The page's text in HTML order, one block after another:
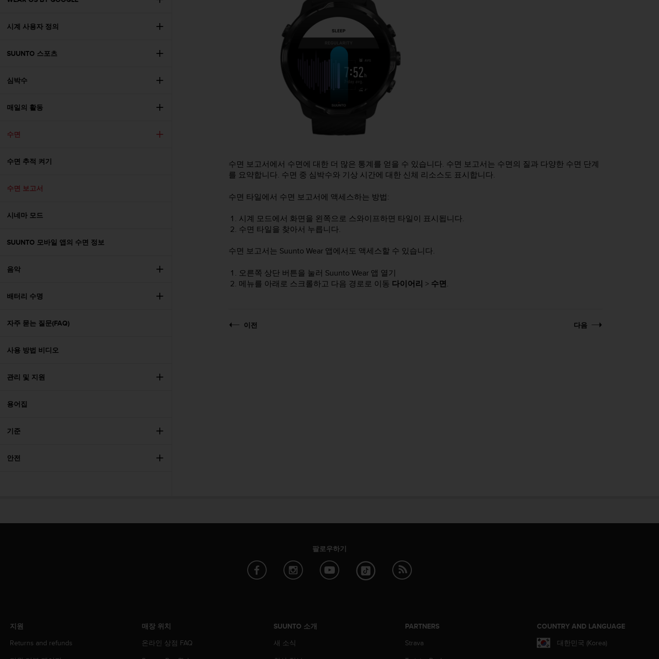
시계 사용자 정의
SUUNTO 스포츠
심박수
매일의 활동
수면
수면 추적 켜기
수면 보고서
시네마 모드
SUUNTO 모바일 앱의 수면 정보
음악
배터리 수명
자주 묻는 질문(FAQ)
사용 방법 비디오
관리 및 지원
용어집
기준
안전
수면 보고서에서 수면에 대한 더 많은 통계를 얻을 수 있습니다. 수면 보고서는 수면의 질과 다양한 수면 단계
를 요약합니다. 수면 중 심박수와 기상 시간에 대한 신체 리소스도 표시합니다.
수면 타일에서 수면 보고서에 액세스하는 방법:
시계 모드에서 화면을 왼쪽으로 스와이프하면 타일이 표시됩니다.
수면 타일을 찾아서 누릅니다.
수면 보고서는 Suunto Wear 앱에서도 액세스할 수 있습니다.
오른쪽 상단 버튼을 눌러 Suunto Wear 앱 열기
메뉴를 아래로 스크롤하고 다음 경로로 이동 다이어리 > 수면.
이전 다음
팔로우하기
지원
Returns and refunds
매장 위치
온라인 상점 FAQ
SUUNTO 소개
새 소식
PARTNERS
Strava
COUNTRY AND LANGUAGE
대한민국 (Korea)